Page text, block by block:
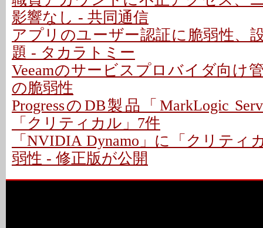
影響なし - 共同通信
アプリのユーザー認証に脆弱性、
題 - タカラトミー
Veeamのサービスプロバイダ向け
の脆弱性
ProgressのDB製品「MarkLogic
「クリティカル」7件
「NVIDIA Dynamo」に「クリティ
弱性 - 修正版が公開